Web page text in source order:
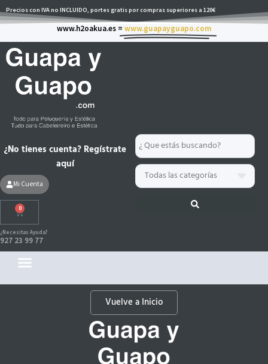
al
Precios con IVA no INCLUIDO, portes gratis por compras superiores a 120€
www.h2oakua.es = www.guapayguapo.com
Search
...
¿No tienes cuenta? Regístrate
aquí
Mi Cuenta
0
Carrito
¿Necesitas Ayuda?
927 23 99 77
Vuelve a Inicio